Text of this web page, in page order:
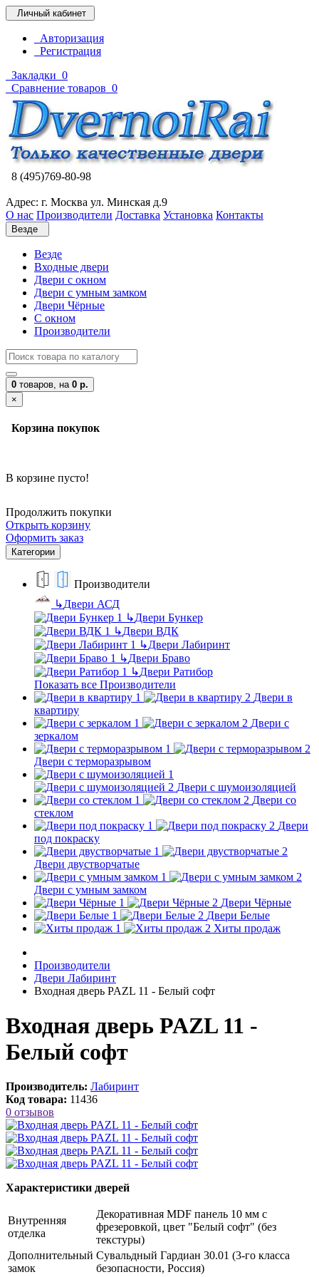
Личный кабинет
Авторизация
Регистрация
Закладки 0
Сравнение товаров 0
8 (495)769-80-98
Адрес: г. Москва ул. Минская д.9
О нас Производители Доставка Установка Контакты
Везде
Везде
Входные двери
Двери с окном
Двери с умным замком
Двери Чёрные
C окном
Производители
0 товаров, на 0 р.
×
Корзина покупок
В корзине пусто!
Продолжить покупки
Открыть корзину
Оформить заказ
Категории
Производители
↳Двери АСД
↳Двери Бункер
↳Двери ВДК
↳Двери Лабиринт
↳Двери Браво
↳Двери Ратибор
Показать все Производители
Двери в
квартиру
Двери с
зеркалом
Двери с терморазрывом
Двери с шумоизоляцией
Двери со
стеклом
Двери
под покраску
Двери двустворчатые
Двери с умным замком
Двери Чёрные
Двери Белые
Хиты продаж
Производители
Двери Лабиринт
Входная дверь PAZL 11 - Белый софт
Входная дверь PAZL 11 -
Белый софт
Производитель: Лабиринт
Код товара: 11436
0 отзывов
Характеристики дверей
Внутренняя
отделка
Декоративная MDF панель 10 мм с
фрезеровкой, цвет "Белый софт" (без
текстуры)
Дополнительный
замок
Сувальдный Гардиан 30.01 (3-го класса
безопасности, Россия)